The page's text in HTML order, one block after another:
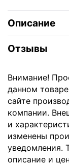
Описание
Отзывы
Внимание!
данном
сайте
компании.
и
изменены
уведомления.
описание и